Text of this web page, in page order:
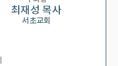
최재성 목사
서초교회